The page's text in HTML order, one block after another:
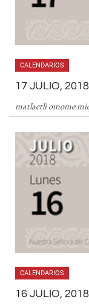
CALENDARIOS
17 JULIO,
matlactli omome
CALENDARIOS
16 JULIO,